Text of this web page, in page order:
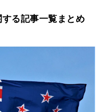
する記事一覧まとめ